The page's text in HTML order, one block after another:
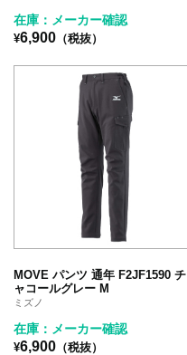
在庫：メーカー確認
¥6,900 （税抜）
MOVE パンツ 通年 F2JF1590 チ
ャコールグレー M
ミズノ
在庫：メーカー確認
¥6,900 （税抜）